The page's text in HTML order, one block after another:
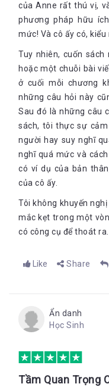
của Anne rất thú vị,
phương pháp hữu
mức! Và cô ấy có, kiểu
Tuy nhiên, cuốn
hoặc một chuỗi bài
ở cuối mỗi chương
những câu hỏi này
Sau đó là những câu
sách, tôi thực sự
người hay suy nghĩ
nghĩ quá mức và
có ví dụ của bản
của cô ấy.
Tôi không khuyến
mắc kẹt trong một
có công cụ để thoát ra.
Like Share
Ẩn danh
Học Sinh
Tầm Quan Trọng